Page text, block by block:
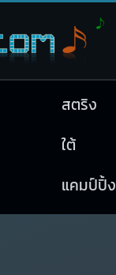
สตริง
ใต้
แคมป์ปิ้ง